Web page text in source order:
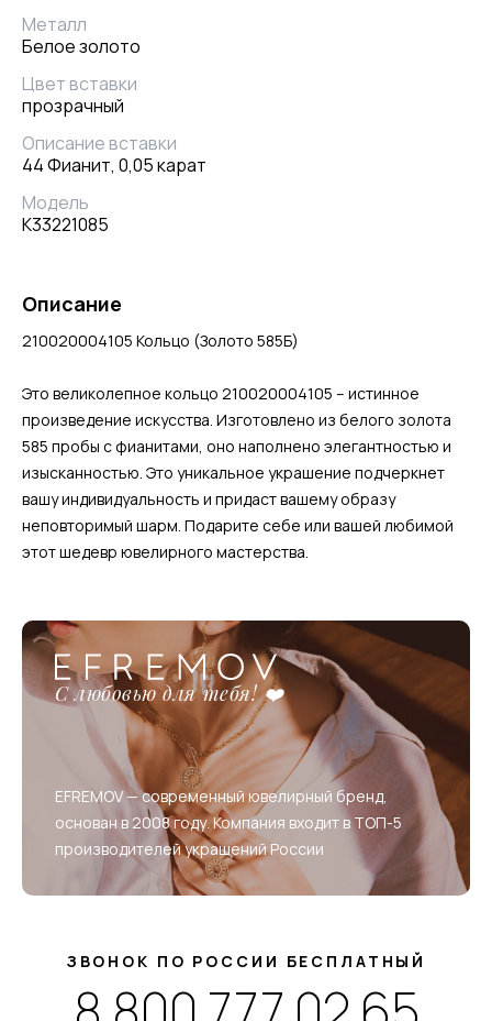
Металл
Белое золото
Цвет вставки
прозрачный
Описание вставки
44 Фианит, 0,05 карат
Модель
К33221085
Описание
210020004105 Кольцо (Золото 585Б)
Это великолепное кольцо 210020004105 – истинное
произведение искусства. Изготовлено из белого золота
585 пробы с фианитами, оно наполнено элегантностью и
изысканностью. Это уникальное украшение подчеркнет
вашу индивидуальность и придаст вашему образу
неповторимый шарм. Подарите себе или вашей любимой
этот шедевр ювелирного мастерства.
С любовью для тебя! ❤️
EFREMOV — современный ювелирный бренд,
основан в 2008 году. Компания входит в ТОП-5
производителей украшений России
ЗВОНОК ПО РОССИИ БЕСПЛАТНЫЙ